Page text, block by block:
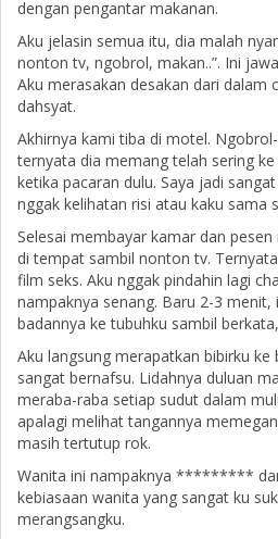
dengan pengantar makanan.
Aku jelasin semua itu, dia malah
nonton tv, ngobrol, makan..”. Ini
Aku merasakan desakan dari dalam
dahsyat.
Akhirnya kami tiba di motel.
ternyata dia memang telah sering
ketika pacaran dulu. Saya jadi
nggak kelihatan risi atau kaku sama
Selesai membayar kamar dan
di tempat sambil nonton tv.
film seks. Aku nggak pindahin lagi
nampaknya senang. Baru 2-3 menit,
badannya ke tubuhku sambil
Aku langsung merapatkan bibirku ke
sangat bernafsu. Lidahnya duluan
meraba-raba setiap sudut dalam
apalagi melihat tangannya
masih tertutup rok.
Wanita ini nampaknya *********
kebiasaan wanita yang sangat ku
merangsangku.